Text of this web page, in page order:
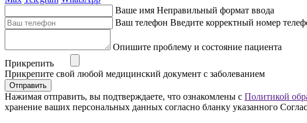
Ваше имя Неправильный формат ввода
Ваш телефон Введите корректный номер
Опишите проблему и состояние пациента
Прикрепить
Прикрепите свой любой медицинский документ с заболеванием
Отправить
Нажимая отправить, вы подтверждаете, что ознакомлены с Политикой
хранение ваших персональных данных согласно бланку указанного